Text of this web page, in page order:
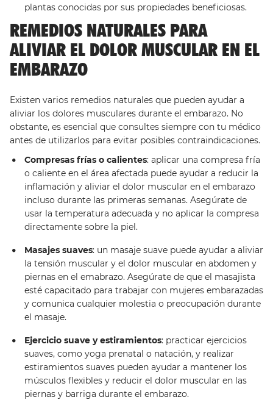
plantas conocidas por sus propiedades beneficiosas.
REMEDIOS NATURALES PARA
ALIVIAR EL DOLOR MUSCULAR EN EL
EMBARAZO
Existen varios remedios naturales que pueden ayudar a
aliviar los dolores musculares durante el embarazo. No
obstante, es esencial que consultes siempre con tu médico
antes de utilizarlos para evitar posibles contraindicaciones.
Compresas frías o calientes: aplicar una compresa fría
o caliente en el área afectada puede ayudar a reducir la
inflamación y aliviar el dolor muscular en el embarazo
incluso durante las primeras semanas. Asegúrate de
usar la temperatura adecuada y no aplicar la compresa
directamente sobre la piel.
Masajes suaves: un masaje suave puede ayudar a aliviar
la tensión muscular y el dolor muscular en abdomen y
piernas en el emabrazo. Asegúrate de que el masajista
esté capacitado para trabajar con mujeres embarazadas
y comunica cualquier molestia o preocupación durante
el masaje.
Ejercicio suave y estiramientos: practicar ejercicios
suaves, como yoga prenatal o natación, y realizar
estiramientos suaves pueden ayudar a mantener los
músculos flexibles y reducir el dolor muscular en las
piernas y barriga durante el embarazo.